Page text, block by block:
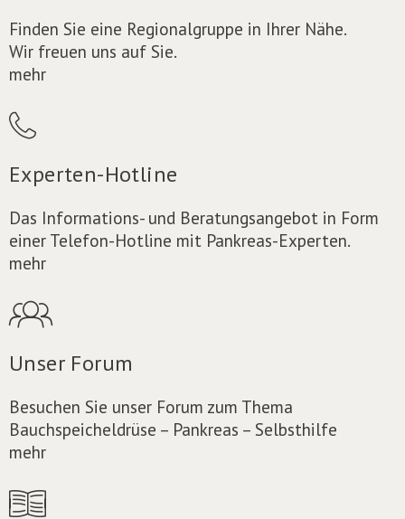
Finden Sie eine Regionalgruppe in Ihrer Nähe.
Wir freuen uns auf Sie.
mehr
Experten-Hotline
Das Informations- und Beratungsangebot in Form
einer Telefon-Hotline mit Pankreas-Experten.
mehr
Unser Forum
Besuchen Sie unser Forum zum Thema
Bauchspeicheldrüse – Pankreas – Selbsthilfe
mehr